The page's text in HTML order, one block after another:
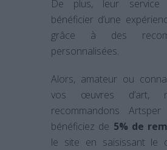
De plus, leur service
bénéficier d’une
grâce à des
personnalisées.
Alors, amateur ou
vos œuvres d’art,
recommandons
bénéficiez de 5% de
le site en saisissant le